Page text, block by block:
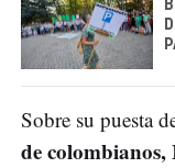
Sobre su puesta
de